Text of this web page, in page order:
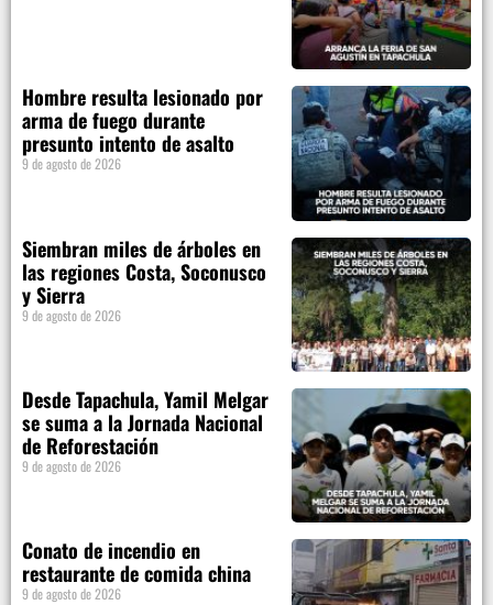
Hombre resulta lesionado por
arma de fuego durante
presunto intento de asalto
9 de agosto de 2026
Siembran miles de árboles en
las regiones Costa, Soconusco
y Sierra
9 de agosto de 2026
Desde Tapachula, Yamil Melgar
se suma a la Jornada Nacional
de Reforestación
9 de agosto de 2026
Conato de incendio en
restaurante de comida china
9 de agosto de 2026